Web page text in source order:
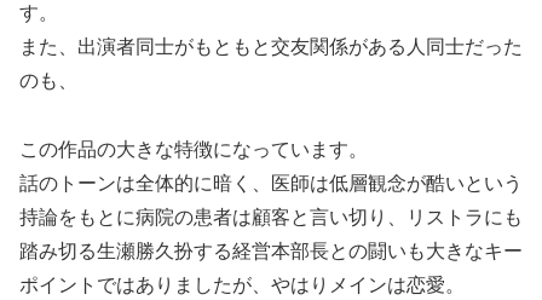
す。
また、出演者同士がもともと交友関係がある人同士だった
のも、
この作品の大きな特徴になっています。
話のトーンは全体的に暗く、医師は低層観念が酷いという
持論をもとに病院の患者は顧客と言い切り、リストラにも
踏み切る生瀬勝久扮する経営本部長との闘いも大きなキー
ポイントではありましたが、やはりメインは恋愛。